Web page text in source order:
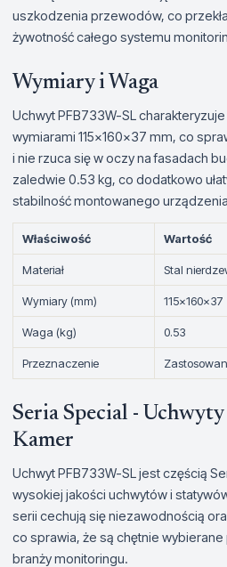
uszkodzenia przewodów, co
żywotność całego systemu
Wymiary i Waga
Uchwyt PFB733W-SL
wymiarami 115x160x37 mm, co
i nie rzuca się w oczy na fasadach
zaledwie 0.53 kg, co dodatkowo
stabilność montowanego
Właściwość Wartość
Materiał Stal
Wymiary (mm) 115x160x37
Waga (kg) 0.53
Przeznaczenie
Seria Special -
Kamer
Uchwyt PFB733W-SL jest częścią
wysokiej jakości uchwytów i
serii cechują się niezawodnością
co sprawia, że są chętnie
branży monitoringu.